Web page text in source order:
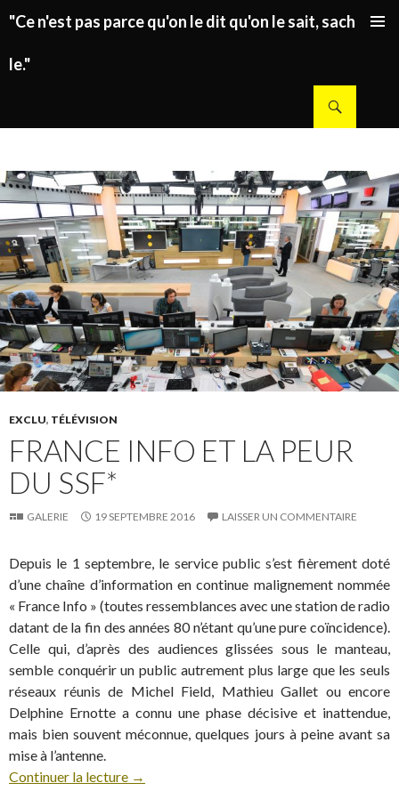
"Ce n'est pas parce qu'on le dit qu'on le sait, sachez
le."
EXCLU, TÉLÉVISION
FRANCE INFO ET LA PEUR
DU SSF*
GALERIE 19 SEPTEMBRE 2016 LAISSER UN COMMENTAIRE
Depuis le 1 septembre, le service public s’est fièrement doté
d’une chaîne d’information en continue malignement nommée
« France Info » (toutes ressemblances avec une station de radio
datant de la fin des années 80 n’étant qu’une pure coïncidence).
Celle qui, d’après des audiences glissées sous le manteau,
semble conquérir un public autrement plus large que les seuls
réseaux réunis de Michel Field, Mathieu Gallet ou encore
Delphine Ernotte a connu une phase décisive et inattendue,
mais bien souvent méconnue, quelques jours à peine avant sa
mise à l’antenne.
Continuer la lecture →